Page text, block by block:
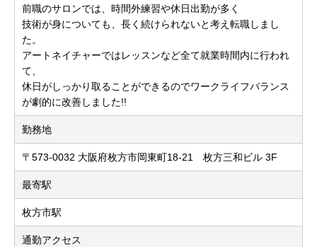
前職のサロンでは、時間外練習や休日出勤が多く
技術が身についても、長く続けられないと考え転職しまし
た。
アートネイチャーではレッスンなど全て就業時間内に行われ
て、
休日がしっかり取ることができるのでワークライフバランス
が劇的に改善しました!!
勤務地
〒573-0032 大阪府枚方市岡東町18-21 枚方三和ビル 3F
最寄駅
枚方市駅
通勤アクセス